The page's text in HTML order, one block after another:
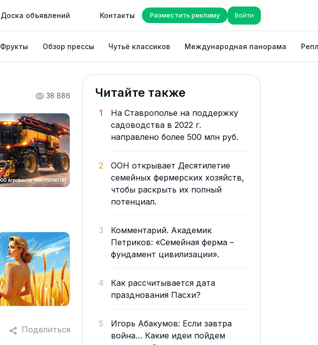
Доска объявлений Контакты Разместить рекламу Войти
Фрукты Обзор прессы Чутьё классиков Международная панорама
38 886
Поделиться
Читайте также
1
На Ставрополье на поддержку
садоводства в 2022 г.
направлено более 500 млн руб.
2
ООН открывает Десятилетие
семейных фермерских хозяйств,
чтобы раскрыть их полный
потенциал.
3
Комментарий. Академик
Петриков: «Семейная ферма –
фундамент цивилизации».
4
Как рассчитывается дата
празднования Пасхи?
5
Игорь Абакумов: Если завтра
война… Какие идеи пойдем